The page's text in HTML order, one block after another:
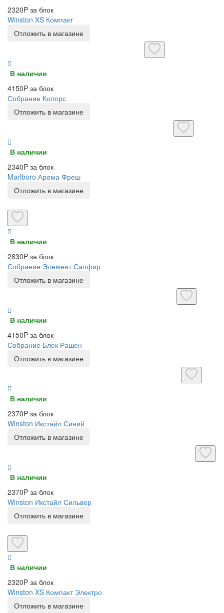
2320P за блок
Winston XS Компакт
Отложить в магазине
В наличии
4150P за блок
Собрание Колорс
Отложить в магазине
В наличии
2340P за блок
Marlboro Арома Фреш
Отложить в магазине
В наличии
2830P за блок
Собрание Элемент Сапфир
Отложить в магазине
В наличии
4150P за блок
Собрание Блек Рашен
Отложить в магазине
В наличии
2370P за блок
Winston Икстайл Синий
Отложить в магазине
В наличии
2370P за блок
Winston Икстайл Сильвер
Отложить в магазине
В наличии
2320P за блок
Winston XS Компакт Электро
Отложить в магазине